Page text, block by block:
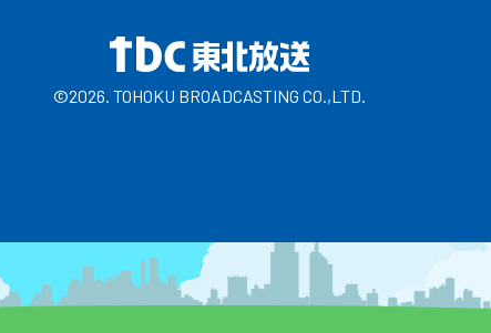
©2026. TOHOKU BROADCASTING CO.,LTD.